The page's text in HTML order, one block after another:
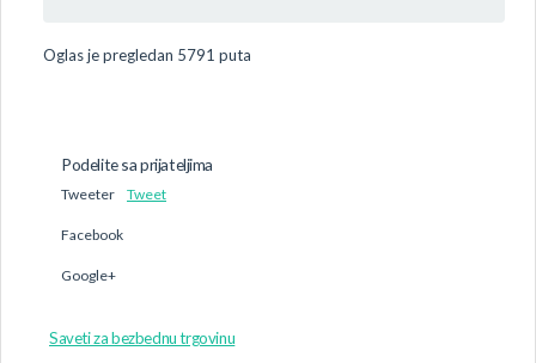
Oglas je pregledan 5791 puta
Podelite sa prijateljima
Tweeter Tweet
Facebook
Google+
Saveti za bezbednu trgovinu